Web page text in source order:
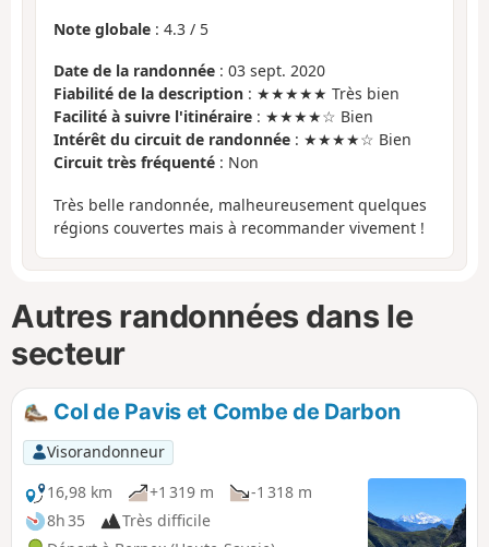
Note globale : 4.3 / 5
Date de la randonnée : 03 sept. 2020
Fiabilité de la description : ★★★★★ Très bien
Facilité à suivre l'itinéraire : ★★★★☆ Bien
Intérêt du circuit de randonnée : ★★★★☆ Bien
Circuit très fréquenté : Non
Très belle randonnée, malheureusement quelques
régions couvertes mais à recommander vivement !
Autres randonnées dans le
secteur
Col de Pavis et Combe de Darbon
Visorandonneur
16,98 km
+1 319 m
-1 318 m
8h 35
Très difficile